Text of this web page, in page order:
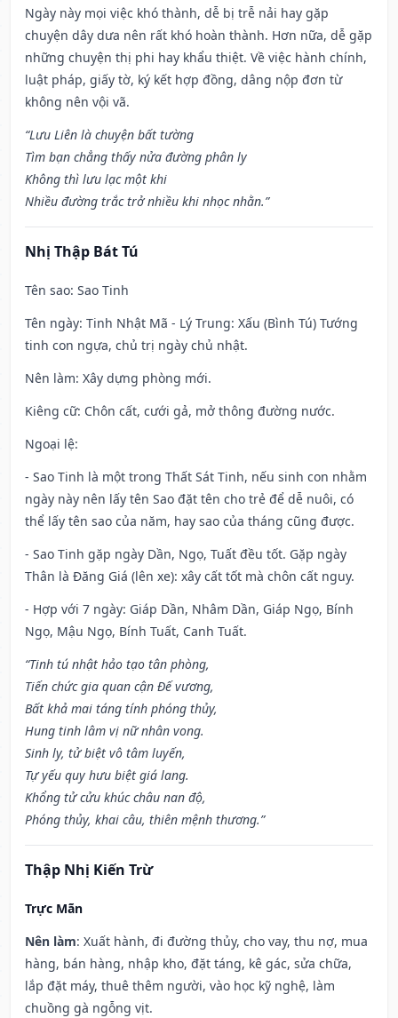
Ngày này mọi việc khó thành, dễ bị trễ nải hay gặp
chuyện dây dưa nên rất khó hoàn thành. Hơn nữa, dễ gặp
những chuyện thị phi hay khẩu thiệt. Về việc hành chính,
luật pháp, giấy tờ, ký kết hợp đồng, dâng nộp đơn từ
không nên vội vã.
“Lưu Liên là chuyện bất tường
Tìm bạn chẳng thấy nửa đường phân ly
Không thì lưu lạc một khi
Nhiều đường trắc trở nhiều khi nhọc nhằn.”
Nhị Thập Bát Tú
Tên sao: Sao Tinh
Tên ngày: Tinh Nhật Mã - Lý Trung: Xấu (Bình Tú) Tướng
tinh con ngựa, chủ trị ngày chủ nhật.
Nên làm: Xây dựng phòng mới.
Kiêng cữ: Chôn cất, cưới gả, mở thông đường nước.
Ngoại lệ:
- Sao Tinh là một trong Thất Sát Tinh, nếu sinh con nhằm
ngày này nên lấy tên Sao đặt tên cho trẻ để dễ nuôi, có
thể lấy tên sao của năm, hay sao của tháng cũng được.
- Sao Tinh gặp ngày Dần, Ngọ, Tuất đều tốt. Gặp ngày
Thân là Đăng Giá (lên xe): xây cất tốt mà chôn cất nguy.
- Hợp với 7 ngày: Giáp Dần, Nhâm Dần, Giáp Ngọ, Bính
Ngọ, Mậu Ngọ, Bính Tuất, Canh Tuất.
“Tinh tú nhật hảo tạo tân phòng,
Tiến chức gia quan cận Đế vương,
Bất khả mai táng tính phóng thủy,
Hung tinh lâm vị nữ nhân vong.
Sinh ly, tử biệt vô tâm luyến,
Tự yếu quy hưu biệt giá lang.
Khổng tử cửu khúc châu nan độ,
Phóng thủy, khai câu, thiên mệnh thương.”
Thập Nhị Kiến Trừ
Trực Mãn
Nên làm: Xuất hành, đi đường thủy, cho vay, thu nợ, mua
hàng, bán hàng, nhập kho, đặt táng, kê gác, sửa chữa,
lắp đặt máy, thuê thêm người, vào học kỹ nghệ, làm
chuồng gà ngỗng vịt.